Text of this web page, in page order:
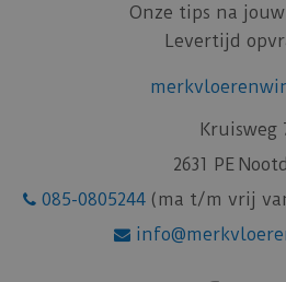
Onze tips na
Levertijd
Kruisweg
2631 PE
085-0805244 (ma t/m vrij